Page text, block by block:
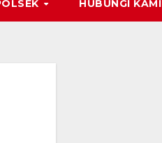
HUBUNGI KAMI